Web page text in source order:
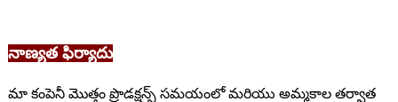
నాణ్యత ఫిర్యాదు
మా కంపెనీ మొత్తం ప్రొడక్షన్స్ సమయంలో మరియు అమ్మకాల తర్వాత